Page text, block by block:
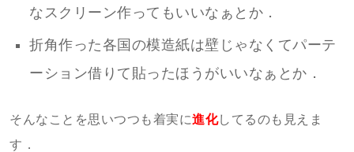
なスクリーン作ってもいいなぁとか．
折角作った各国の模造紙は壁じゃなくてパーテ
ーション借りて貼ったほうがいいなぁとか．
そんなことを思いつつも着実に進化してるのも見えま
す．